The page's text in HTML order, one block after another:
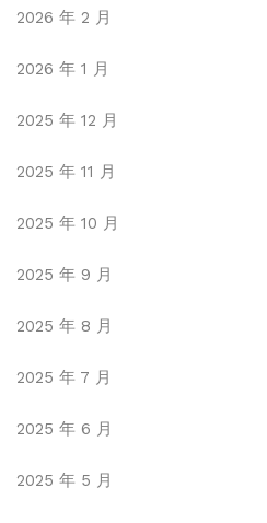
2026 年 2 月
2026 年 1 月
2025 年 12 月
2025 年 11 月
2025 年 10 月
2025 年 9 月
2025 年 8 月
2025 年 7 月
2025 年 6 月
2025 年 5 月